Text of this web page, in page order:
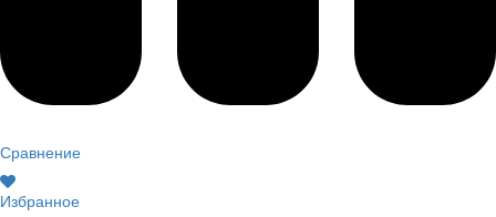
Сравнение
Избранное